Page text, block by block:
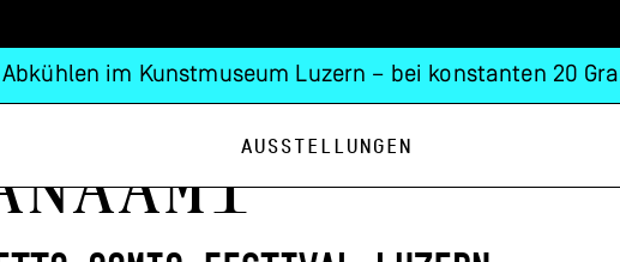
Abkühlen im Kunstmuseum Luzern – bei konstanten 20
Ausstellungen